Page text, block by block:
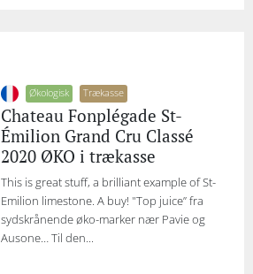
Økologisk Trækasse
Chateau Fonplégade St-
Émilion Grand Cru Classé
2020 ØKO i trækasse
This is great stuff, a brilliant example of St-
Emilion limestone. A buy! "Top juice” fra
sydskrånende øko-marker nær Pavie og
Ausone… Til den...